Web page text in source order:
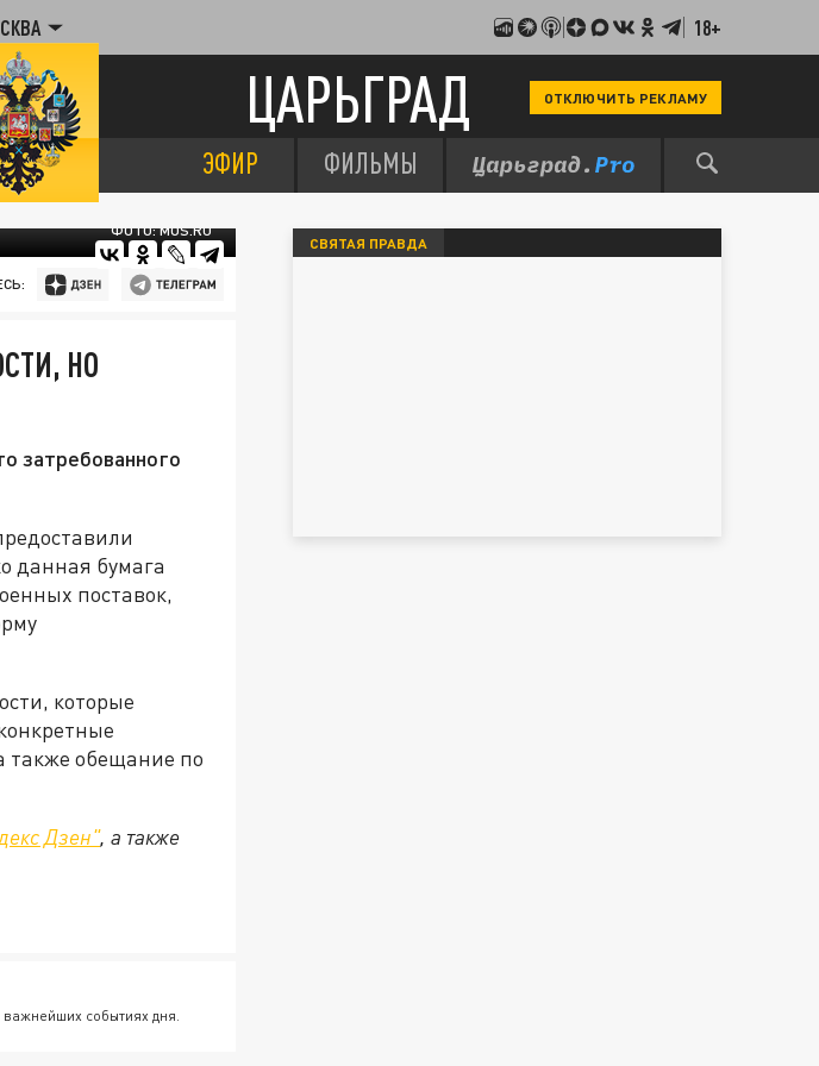
18+
ЦАРЬГРАД ОТКЛЮЧИТЬ РЕКЛАМУ
ЭФИР ФИЛЬМЫ
ФОТО: MOS.RU
НО
затребованного
данная бумага
поставок,
которые
также обещание по
Дзен", а также
важнейших событиях дня.
СВЯТАЯ ПРАВДА